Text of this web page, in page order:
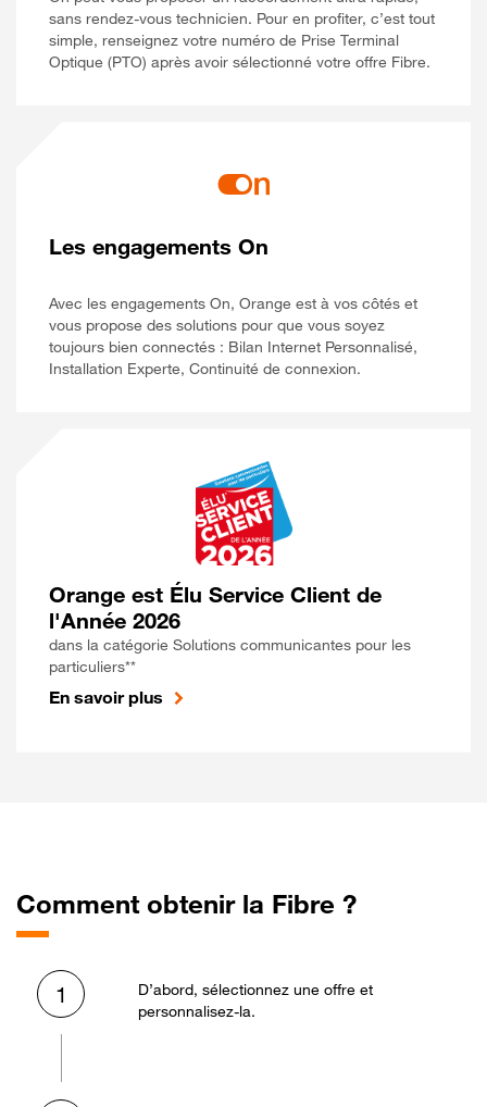
sans rendez-vous technicien. Pour en profiter, c’est tout
simple, renseignez votre numéro de Prise Terminal
Optique (PTO) après avoir sélectionné votre offre Fibre.
Les engagements On
Avec les engagements On, Orange est à vos côtés et
vous propose des solutions pour que vous soyez
toujours bien connectés : Bilan Internet Personnalisé,
Installation Experte, Continuité de connexion.
Orange est Élu Service Client de
l'Année 2026
dans la catégorie Solutions communicantes pour les
particuliers**
En savoir plus
Comment obtenir la Fibre ?
1
D’abord, sélectionnez une offre et
personnalisez-la.